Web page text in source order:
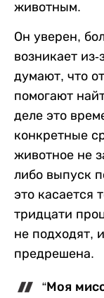
животным.
Он уверен,
возникает
думают, что
помогают
деле это
конкретные
животное не
либо выпуск
это касается
тридцати
не подходят,
предрешена.
“Моя